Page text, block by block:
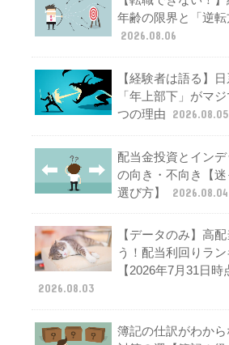
年齢の限界と「逆転
2026.08.06
【経験者は語る】
「年上部下」がマ
つの理由
2026.08.05
配当金投資とイン
の向き・不向き【
選び方】
2026.08.04
【データのみ】高
う！配当利回りラ
【2026年7月31日時
2026.08.03
簿記の仕訳がわか